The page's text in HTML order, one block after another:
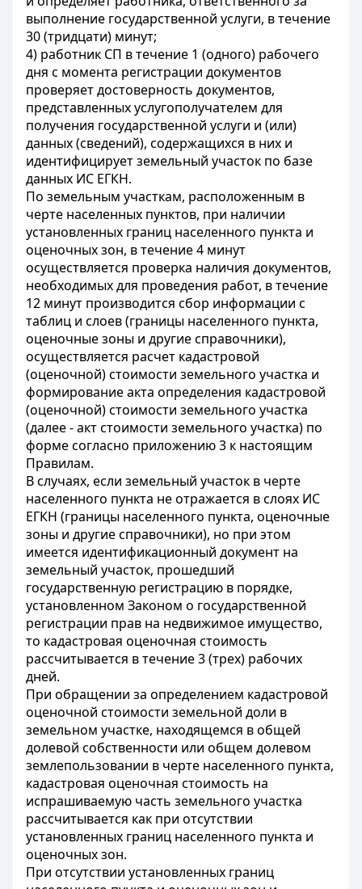
выполнение государственной услуги, в течение
30 (тридцати) минут;
4) работник СП в течение 1 (одного) рабочего
дня с момента регистрации документов
проверяет достоверность документов,
представленных услугополучателем для
получения государственной услуги и (или)
данных (сведений), содержащихся в них и
идентифицирует земельный участок по базе
данных ИС ЕГКН.
По земельным участкам, расположенным в
черте населенных пунктов, при наличии
установленных границ населенного пункта и
оценочных зон, в течение 4 минут
осуществляется проверка наличия документов,
необходимых для проведения работ, в течение
12 минут производится сбор информации с
таблиц и слоев (границы населенного пункта,
оценочные зоны и другие справочники),
осуществляется расчет кадастровой
(оценочной) стоимости земельного участка и
формирование акта определения кадастровой
(оценочной) стоимости земельного участка
(далее - акт стоимости земельного участка) по
форме согласно приложению 3 к настоящим
Правилам.
В случаях, если земельный участок в черте
населенного пункта не отражается в слоях ИС
ЕГКН (границы населенного пункта, оценочные
зоны и другие справочники), но при этом
имеется идентификационный документ на
земельный участок, прошедший
государственную регистрацию в порядке,
установленном Законом о государственной
регистрации прав на недвижимое имущество,
то кадастровая оценочная стоимость
рассчитывается в течение 3 (трех) рабочих
дней.
При обращении за определением кадастровой
оценочной стоимости земельной доли в
земельном участке, находящемся в общей
долевой собственности или общем долевом
землепользовании в черте населенного пункта,
кадастровая оценочная стоимость на
испрашиваемую часть земельного участка
рассчитывается как при отсутствии
установленных границ населенного пункта и
оценочных зон.
При отсутствии установленных границ